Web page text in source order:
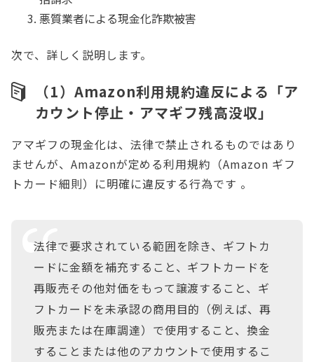
悪質業者による現金化詐欺被害
次で、詳しく説明します。
（1）Amazon利用規約違反による「ア
カウント停止・アマギフ残高没収」
アマギフの現金化は、法律で禁止されるものではあり
ませんが、Amazonが定める利用規約（Amazon ギフ
トカード細則）に明確に違反する行為です 。
法律で要求されている範囲を除き、ギフトカ
ードに金額を補充すること、ギフトカードを
再販売その他対価をもって譲渡すること、ギ
フトカードを未承認の商用目的（例えば、再
販売または在庫調達）で使用すること、換金
することまたは他のアカウントで使用するこ